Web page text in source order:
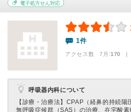
電子処方せん対応
1件
アクセス数 7月:170 |
呼吸器内科について
【診療・治療法】 CPAP（経鼻的持続陽
無呼吸症候群（SAS）の治療、在宅酸素